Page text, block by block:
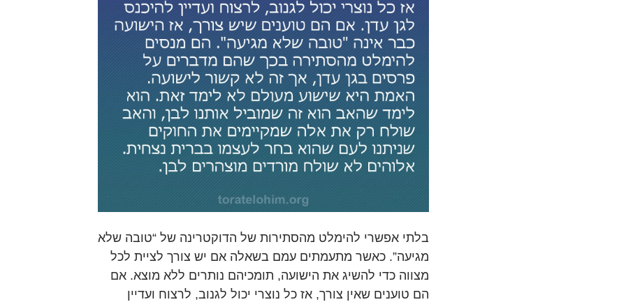
בלתי אפשרי להימלט מהסתירות של הדוקטרינה של “טובה שלא
מגיעה”. כאשר מתעמתים עמם בשאלה אם יש צורך לציית לכל
מצווה כדי להשיג את הישועה, תומכיהם נותרים ללא מוצא. אם
הם טוענים שאין צורך, אז כל נוצרי יכול לגנוב, לרצוח ועדיין